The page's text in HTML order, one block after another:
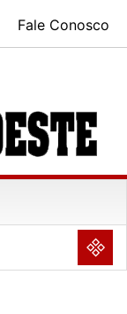
Fale Conosco
NULL